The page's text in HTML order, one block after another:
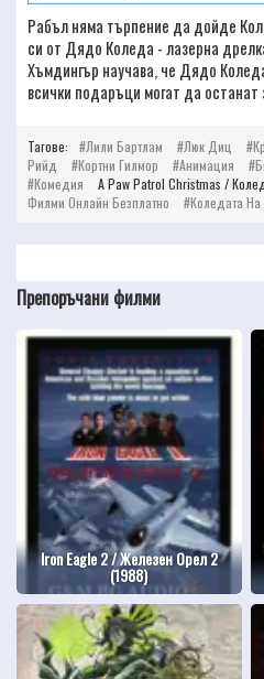
Рабъл няма търпение да дойде
си от Дядо Коледа - лазерна
Хъмдингър научава, че Дядо
всички подаръци могат да останат
Тагове: Лили Бартлам Люк Диц
Рийд
Кортни Гилмор Анимация
Комедия
A Paw Patrol Christmas /
Филми Онлайн Безплатно
Коледата На
Препоръчани филми
Iron Eagle 2 / Железен Орел 2
(1988)